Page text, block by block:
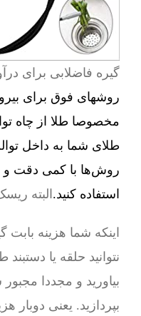
گیره فاضلابی برای
روشهای فوق برای
مخصوصا طلا از چاه
طلای شما به داخل
روش‌ها با کمی دقت و
استفاده کنید.البته
اینکه شما هزینه بابت
نتوانید حلقه یا
بیاورید و مجددا
بپردازید. یعنی دوبار